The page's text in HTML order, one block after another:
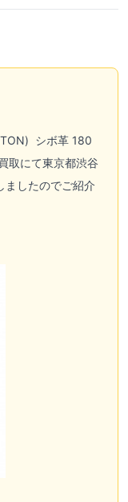
シボ革 180
取にて東京都渋谷
ましたのでご紹介